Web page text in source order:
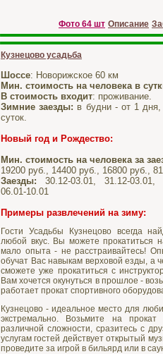
Фото 64 шт Описание
Кузнецово усадьба
Шоссе: Новорижское 60 км
Мин. стоимость на человека в
В стоимость входит: проживание.
Зимние заезды: в будни - от 1
суток.
Новый год и Рождество:
Мин. стоимость на человека за
19200 руб., 14400 руб., 16800 руб.,
Заезды: 30.12-03.01, 31.12-03.01,
06.01-10.01
Примеры развлечений на зиму:
Гости Усадьбы Кузнецово всегда
любой вкус. Вы можете прокатиться
мало опыта - не расстраивайтесь!
обучат Вас навыкам верховой езды, а
сможете уже прокатиться с
Вам хочется окунуться в прошлое -
работает прокат спортивного
Кузнецово - идеальное место для
экстремально. Возьмите на
различной сложности, сразитесь с
услугам гостей действует открытый
проведите за игрой в бильярд или в